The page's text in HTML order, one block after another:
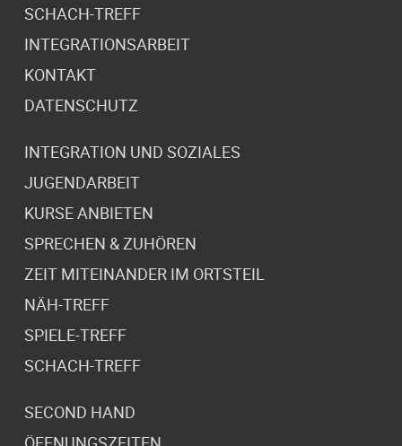
SCHACH-TREFF
INTEGRATIONSARBEIT
KONTAKT
DATENSCHUTZ
INTEGRATION UND SOZIALES
JUGENDARBEIT
KURSE ANBIETEN
SPRECHEN & ZUHÖREN
ZEIT MITEINANDER IM ORTSTEIL
NÄH-TREFF
SPIELE-TREFF
SCHACH-TREFF
SECOND HAND